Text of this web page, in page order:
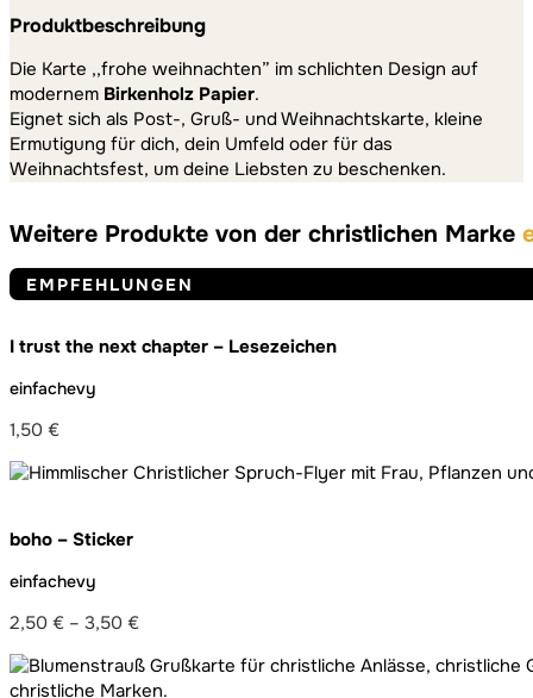
Produktbeschreibung
Die Karte ,,frohe weihnachten” im schlichten Design auf
modernem Birkenholz Papier.
Eignet sich als Post-, Gruß- und Weihnachtskarte, kleine
Ermutigung für dich, dein Umfeld oder für das
Weihnachtsfest, um deine Liebsten zu beschenken.
Weitere Produkte von der christlichen Marke
EMPFEHLUNGEN
I trust the next chapter – Lesezeichen
einfachevy
1,50 €
boho – Sticker
einfachevy
2,50 € – 3,50 €
2,50 €
bis